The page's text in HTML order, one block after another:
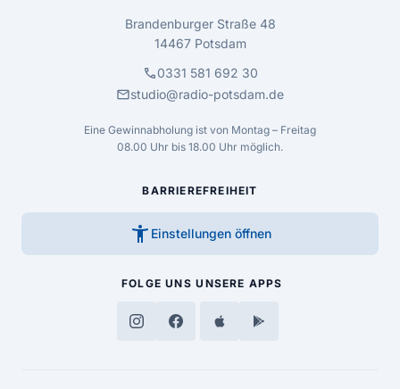
Brandenburger Straße 48
14467 Potsdam
call0331 581 692 30
mailstudio@radio-potsdam.de
Eine Gewinnabholung ist von Montag – Freitag
08.00 Uhr bis 18.00 Uhr möglich.
BARRIEREFREIHEIT
accessibility_new Einstellungen öffnen
FOLGE UNS UNSERE APPS